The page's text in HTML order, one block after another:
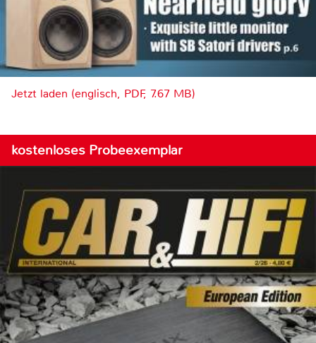
Jetzt laden (englisch, PDF, 7.67 MB)
kostenloses Probeexemplar